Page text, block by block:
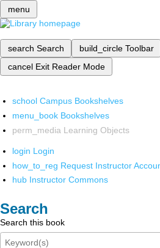
menu
search Search build_circle Toolbar
cancel Exit Reader Mode
school Campus Bookshelves
menu_book Bookshelves
perm_media Learning Objects
login Login
how_to_reg Request Instructor
hub Instructor Commons
Search
Search this book